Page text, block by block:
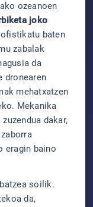
ozeanoen
joko
baten
zabalak
da
dronearen
mehatxatzen
Mekanika
dakar,
eragin baino
soilik.
da,